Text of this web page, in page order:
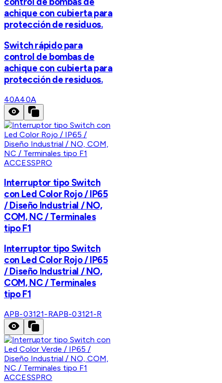
achique con cubierta para
protección de residuos.
Switch rápido para
control de bombas de
achique con cubierta para
protección de residuos.
40A40A
ACCESSPRO
Interruptor tipo Switch
con Led Color Rojo / IP65
/ Diseño Industrial / NO,
COM, NC / Terminales
tipo F1
Interruptor tipo Switch
con Led Color Rojo / IP65
/ Diseño Industrial / NO,
COM, NC / Terminales
tipo F1
APB-03121-RAPB-03121-R
ACCESSPRO